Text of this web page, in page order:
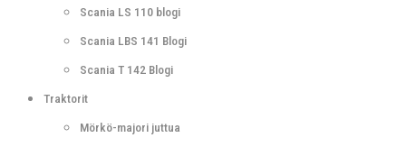
Scania LS 110 blogi
Scania LBS 141 Blogi
Scania T 142 Blogi
Traktorit
Mörkö-majori juttua